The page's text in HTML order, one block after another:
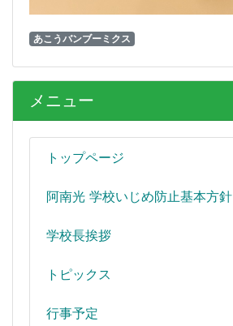
メニュー
トップページ
阿南光 学校いじめ防止基本方針
学校長挨拶
トピックス
行事予定
あこうバンブーミクス